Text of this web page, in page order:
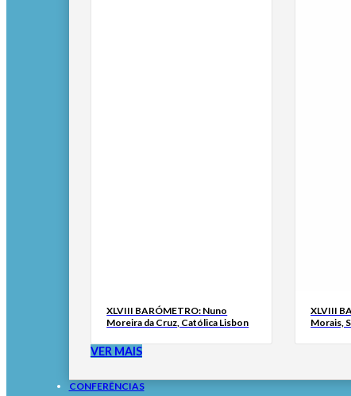
XLVIII BARÓMETRO: Nuno
Moreira da Cruz, Católica Lisbon
XLVIII
Morais,
VER MAIS
CONFERÊNCIAS